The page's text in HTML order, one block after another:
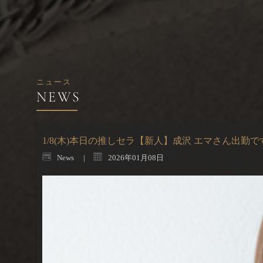
ニュース
1/8(木)本日の推しセラ【新人】成沢 エマさん出勤で
News 2026年01月08日